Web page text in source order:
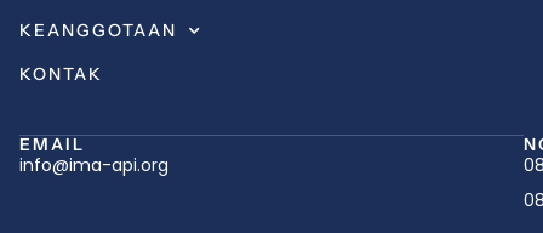
KEANGGOTAAN
KONTAK
EMAIL
info@ima-api.org